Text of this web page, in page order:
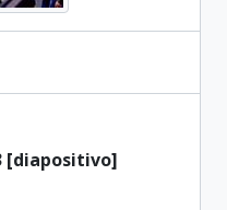
[diapositivo]